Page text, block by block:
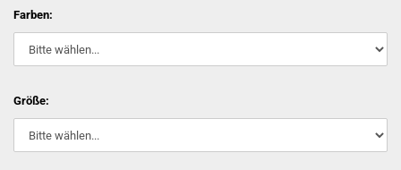
Farben:
Größe: